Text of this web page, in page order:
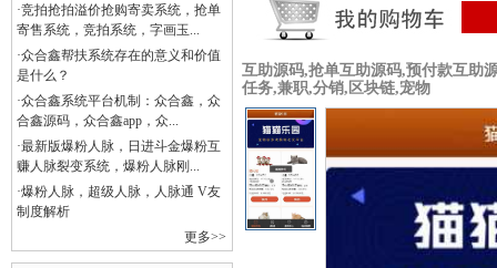
·竞拍抢拍溢价抢购寄卖系统，抢单
寄售系统，竞拍系统，字画玉...
·众合鑫帮扶系统存在的意义和价值
是什么？
·众合鑫系统平台机制：众合鑫，众
合鑫源码，众合鑫app，众...
·最新版爆粉人脉，日进斗金爆粉互
赚人脉裂变系统，爆粉人脉刚...
·爆粉人脉，超级人脉，人脉通 V友
制度解析
更多>>
互助源码,抢单互助源码,预付款互助
任务,兼职,分销,区块链,宠物